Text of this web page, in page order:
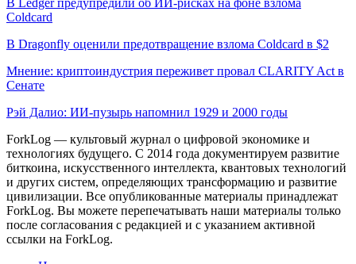
Coldcard
В Dragonfly оценили предотвращение взлома Coldcard в $2
Мнение: криптоиндустрия переживет провал CLARITY Act в
Сенате
Рэй Далио: ИИ-пузырь напомнил 1929 и 2000 годы
ForkLog — культовый журнал о цифровой экономике и
технологиях будущего. С 2014 года документируем развитие
биткоина, искусственного интеллекта, квантовых технологий
и других систем, определяющих трансформацию и развитие
цивилизации. Все опубликованные материалы принадлежат
ForkLog. Вы можете перепечатывать наши материалы только
после согласования с редакцией и с указанием активной
ссылки на ForkLog.